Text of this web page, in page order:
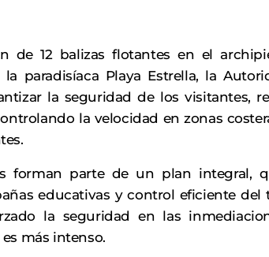
de 12 balizas flotantes en el
paradisíaca Playa Estrella, la
la seguridad de los visitantes,
la velocidad en zonas
forman parte de un plan integral,
educativas y control eficiente del
la seguridad en las
más intenso.